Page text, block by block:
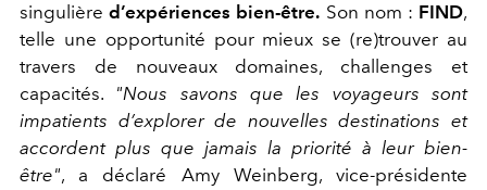
singulièred’expériences bien-être. Son nom : FIND,
telle une opportunité pour mieux se (re)trouver au
travers de nouveaux domaines, challenges et
capacités. "Nous savons que les voyageurs sont
impatients d’explorer de nouvelles destinations et
accordent plus que jamais la priorité à leur bien-
être", a déclaré Amy Weinberg, vice-présidente